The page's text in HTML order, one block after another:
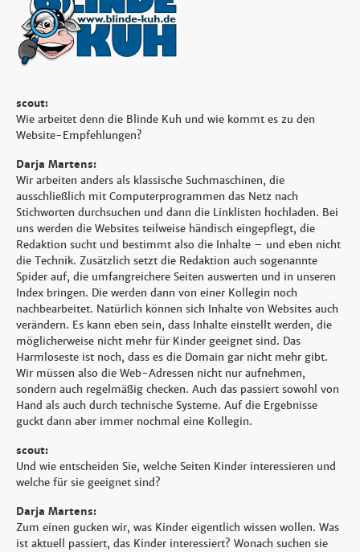
scout:
Wie arbeitet denn die Blinde Kuh und wie kommt es zu den
Website-Empfehlungen?
Darja Martens:
Wir arbeiten anders als klassische Suchmaschinen, die
ausschließlich mit Computerprogrammen das Netz nach
Stichworten durchsuchen und dann die Linklisten hochladen. Bei
uns werden die Websites teilweise händisch eingepflegt, die
Redaktion sucht und bestimmt also die Inhalte – und eben nicht
die Technik. Zusätzlich setzt die Redaktion auch sogenannte
Spider auf, die umfangreichere Seiten auswerten und in unseren
Index bringen. Die werden dann von einer Kollegin noch
nachbearbeitet. Natürlich können sich Inhalte von Websites auch
verändern. Es kann eben sein, dass Inhalte einstellt werden, die
möglicherweise nicht mehr für Kinder geeignet sind. Das
Harmloseste ist noch, dass es die Domain gar nicht mehr gibt.
Wir müssen also die Web-Adressen nicht nur aufnehmen,
sondern auch regelmäßig checken. Auch das passiert sowohl von
Hand als auch durch technische Systeme. Auf die Ergebnisse
guckt dann aber immer nochmal eine Kollegin.
scout:
Und wie entscheiden Sie, welche Seiten Kinder interessieren und
welche für sie geeignet sind?
Darja Martens:
Zum einen gucken wir, was Kinder eigentlich wissen wollen. Was
ist aktuell passiert, das Kinder interessiert? Wonach suchen sie